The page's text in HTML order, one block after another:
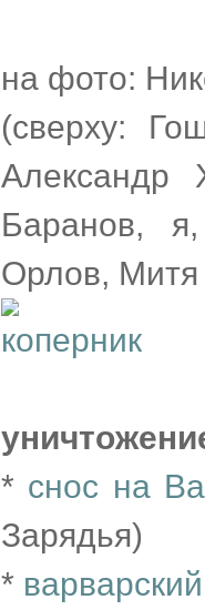
на фото:
(сверху:
Александр
Баранов,
Орлов, Митя
* снос на
Зарядья)
*